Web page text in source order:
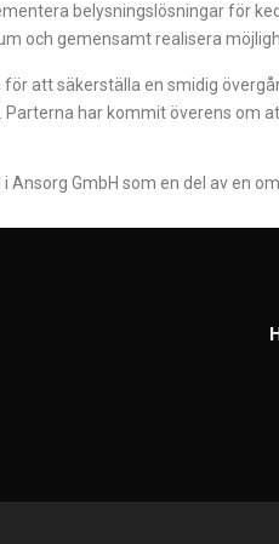
belysningslösningar för
och gemensamt realisera
att säkerställa en smidig
har kommit överens om
GmbH som en del av en